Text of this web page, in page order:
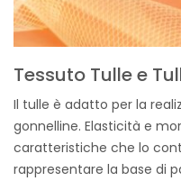
Tessuto Tulle e
Il tulle è adatto per la
gonnelline. Elasticità e
caratteristiche che lo
rappresentare la base di